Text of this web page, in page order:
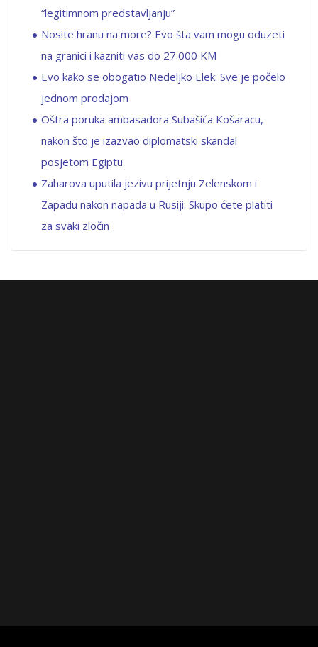
“legitimnom predstavljanju”
Nosite hranu na more? Evo šta vam mogu oduzeti
na granici i kazniti vas do 27.000 KM
Evo kako se obogatio Nedeljko Elek: Sve je počelo
jednom prodajom
Oštra poruka ambasadora Subašića Košaracu,
nakon što je izazvao diplomatski skandal
posjetom Egiptu
Zaharova uputila jezivu prijetnju Zelenskom i
Zapadu nakon napada u Rusiji: Skupo ćete platiti
za svaki zločin